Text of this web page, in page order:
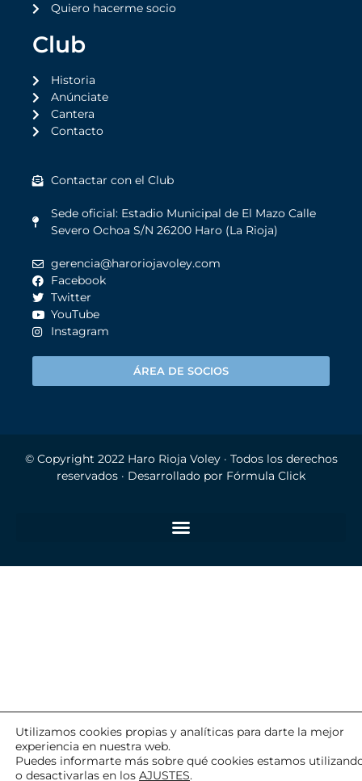
Quiero hacerme socio
Club
Historia
Anúnciate
Cantera
Contacto
Contactar con el Club
Sede oficial: Estadio Municipal de El Mazo Calle
Severo Ochoa S/N 26200 Haro (La Rioja)
gerencia@haroriojavoley.com
Facebook
Twitter
YouTube
Instagram
ÁREA DE SOCIOS
© Copyright 2022 Haro Rioja Voley· Todos los derechos
reservados · Desarrollado por Fórmula Click
Utilizamos cookies propias y analíticas para darte la mejor
experiencia en nuestra web.
Puedes informarte más sobre qué cookies estamos
o desactivarlas en los AJUSTES.